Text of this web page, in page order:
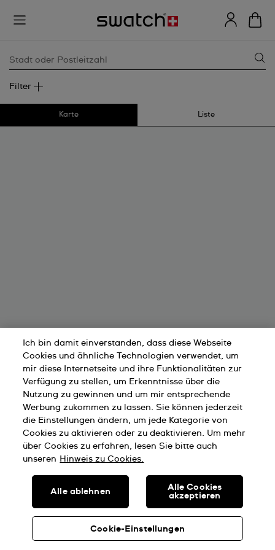
Stadt oder Postleitzahl
Filter
Karte Liste
Ich bin damit einverstanden, dass diese Webseite
Cookies und ähnliche Technologien verwendet, um
mir diese Internetseite und ihre Funktionalitäten zur
Verfügung zu stellen, um Erkenntnisse über die
Nutzung zu gewinnen und um mir entsprechende
Werbung zukommen zu lassen. Sie können jederzeit
die Einstellungen ändern, um jede Kategorie von
Cookies zu aktivieren oder zu deaktivieren. Um mehr
über Cookies zu erfahren, lesen Sie bitte auch
unseren Hinweis zu Cookies.
Cookie-Einstellungen
Alle ablehnen
Alle Cookies
akzeptieren